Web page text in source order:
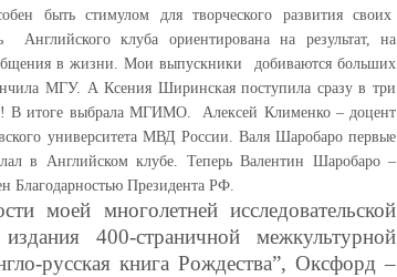
быть стимулом для творческого развития своих
Английского клуба ориентирована на результат, на
общения в жизни. Мои выпускники добиваются больших
МГУ. А Ксения Ширинская поступила сразу в три
В итоге выбрала МГИМО. Алексей Клименко – доцент
университета МВД России. Валя Шаробаро первые
в Английском клубе. Теперь Валентин Шаробаро –
Благодарностью Президента РФ.
моей многолетней исследовательской
400-страничной межкультурной
русская книга Рождества”, Оксфорд –